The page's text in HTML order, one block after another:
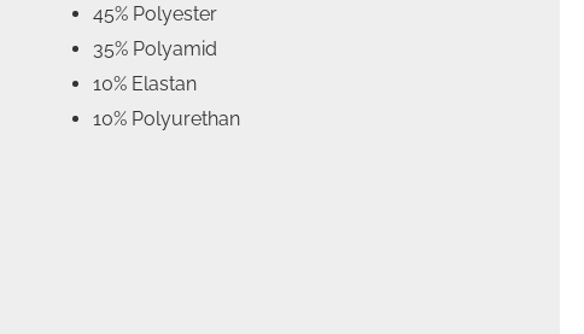
45% Polyester
35% Polyamid
10% Elastan
10% Polyurethan